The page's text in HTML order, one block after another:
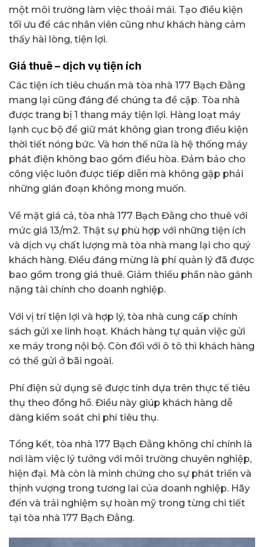
một môi trường làm việc thoải mái. Tạo điều kiện
tối ưu để các nhân viên cũng như khách hàng cảm
thấy hài lòng, tiện lợi.
Giá thuê – dịch vụ tiện ích
Các tiện ích tiêu chuẩn mà tòa nhà 177 Bạch Đằng
mang lại cũng đáng để chúng ta đề cập. Tòa nhà
được trang bị 1 thang máy tiện lợi. Hàng loạt máy
lạnh cục bộ để giữ mát không gian trong điều kiện
thời tiết nóng bức. Và hơn thế nữa là hệ thống máy
phát điện không bao gồm điều hòa. Đảm bảo cho
công việc luôn được tiếp diễn mà không gặp phải
những gián đoạn không mong muốn.
Về mặt giá cả, tòa nhà 177 Bạch Đằng cho thuê với
mức giá 13/m2. Thật sự phù hợp với những tiện ích
và dịch vụ chất lượng mà tòa nhà mang lại cho quý
khách hàng. Điều đáng mừng là phí quản lý đã được
bao gồm trong giá thuê. Giảm thiểu phần nào gánh
nặng tài chính cho doanh nghiệp.
Với vị trí tiện lợi và hợp lý, tòa nhà cung cấp chính
sách gửi xe linh hoạt. Khách hàng tự quản việc gửi
xe máy trong nội bộ. Còn đối với ô tô thì khách hàng
có thể gửi ở bãi ngoài.
Phí điện sử dụng sẽ được tính dựa trên thực tế tiêu
thụ theo đồng hồ. Điều này giúp khách hàng dễ
dàng kiểm soát chi phí tiêu thụ.
Tổng kết, tòa nhà 177 Bạch Đằng không chỉ chính là
nơi làm việc lý tưởng với môi trường chuyên nghiệp,
hiện đại. Mà còn là minh chứng cho sự phát triển và
thịnh vượng trong tương lai của doanh nghiệp. Hãy
đến và trải nghiệm sự hoàn mỹ trong từng chi tiết
tại tòa nhà 177 Bạch Đằng.